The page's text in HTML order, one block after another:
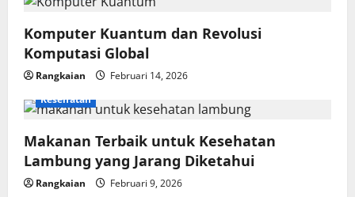
Komputer Kuantum dan Revolusi
Komputasi Global
Rangkaian
Februari 14, 2026
Kesehatan
Makanan Terbaik untuk Kesehatan
Lambung yang Jarang Diketahui
Rangkaian Februari 9, 2026